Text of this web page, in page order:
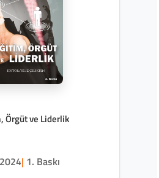
Örgüt ve Liderlik
2024| 1. Baskı